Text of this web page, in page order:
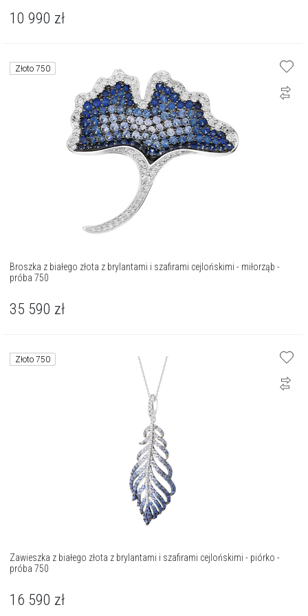
10 990 zł
Złoto 750
Broszka z białego złota z brylantami i szafirami cejlońskimi - miłorząb -
próba 750
35 590 zł
Złoto 750
Zawieszka z białego złota z brylantami i szafirami cejlońskimi - piórko -
próba 750
16 590 zł